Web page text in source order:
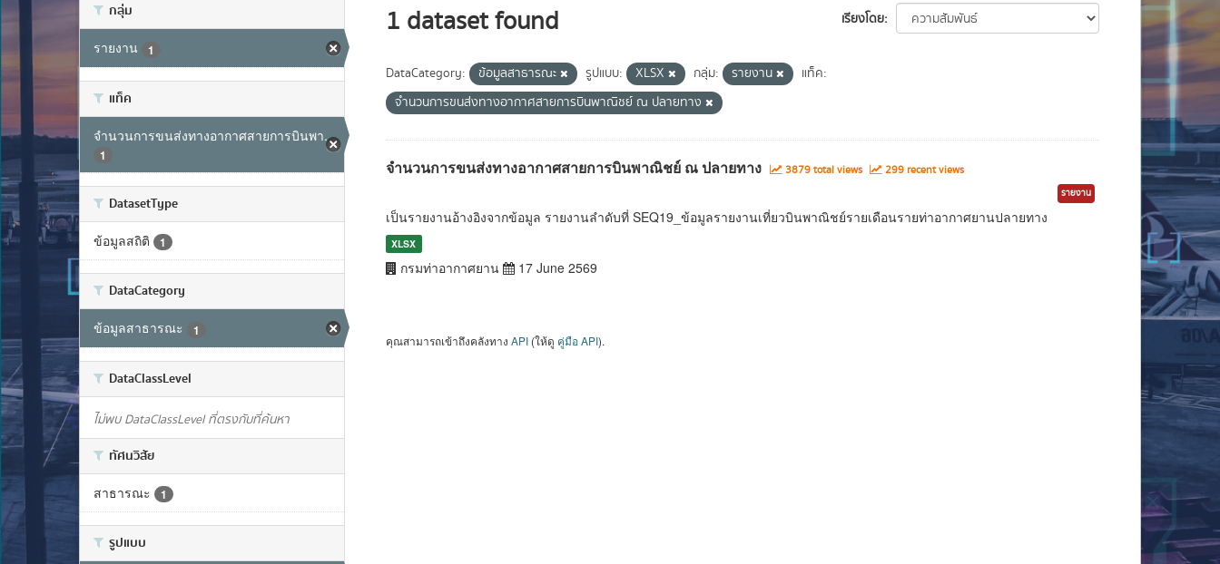
กลุ่ม
รายงาน 1
แท็ค
จำนวนการขนส่งทางอากาศสายการบินพา...
1
DatasetType
ข้อมูลสถิติ 1
DataCategory
ข้อมูลสาธารณะ 1
DataClassLevel
ไม่พบ DataClassLevel ที่ตรงกับที่ค้นหา
ทัศนวิสัย
สาธารณะ 1
รูปแบบ
เรียงโดย
1 dataset found
DataCategory: ข้อมูลสาธารณะ รูปแบบ: XLSX กลุ่ม: รายงาน
แท็ค:
จำนวนการขนส่งทางอากาศสายการบินพาณิชย์ ณ ปลายทาง
จำนวนการขนส่งทางอากาศสายการบินพาณิชย์ ณ ปลายทาง 3879 total views 299 recent views
รายงาน
เป็นรายงานอ้างอิงจากข้อมูล รายงานลำดับที่ SEQ19_ข้อมูลรายงานเที่ยวบินพาณิชย์รายเดือนรายท่าอากาศยานปลายทาง
XLSX
กรมท่าอากาศยาน 17 June 2569
คุณสามารถเข้าถึงคลังทาง API (ให้ดู คู่มือ API).